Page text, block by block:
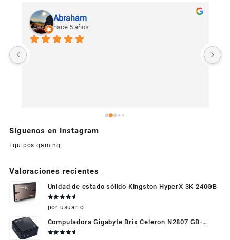
Abraham
hace 5 años
Síguenos en Instagram
Equipos gaming
Valoraciones recientes
Unidad de estado sólido Kingston HyperX 3K 240GB
en5 de 5
por usuario
Computadora Gigabyte Brix Celeron N2807 GB-
BXBT-2807 + WIFI + RAM de 4GB + HDD 500gb +